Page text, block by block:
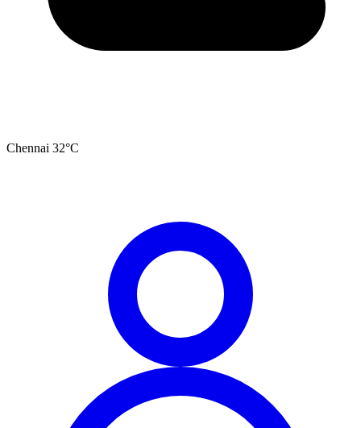
Chennai 32°C